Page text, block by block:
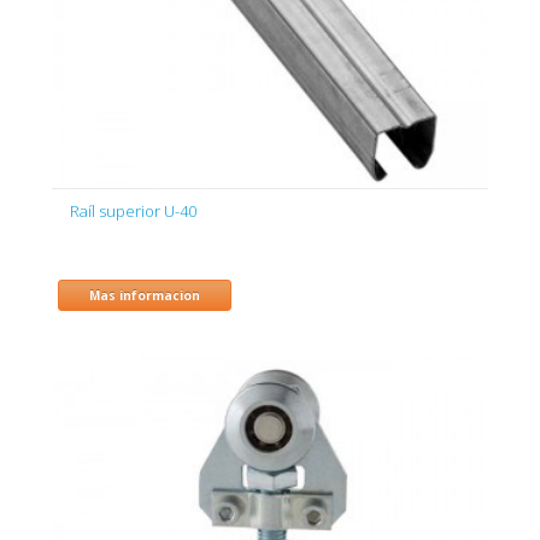
Raíl superior U-40
Mas informacion